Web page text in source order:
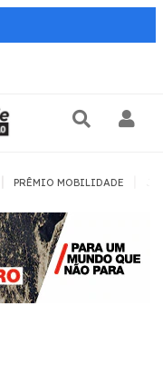
PRÊMIO MOBILIDADE